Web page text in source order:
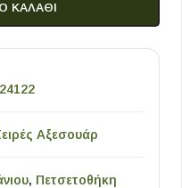
ΚΑΛΆΘΙ
Αξεσουάρ
, Πετσετοθήκη